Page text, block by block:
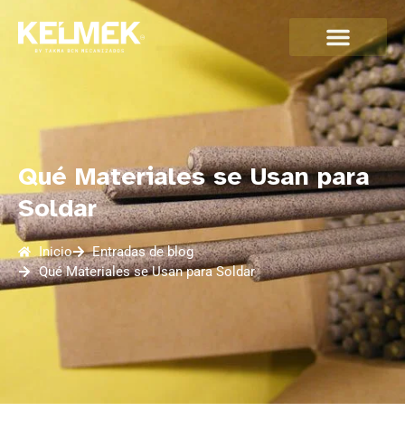
Qué Materiales se Usan para
Soldar
Inicio
Entradas de blog
Qué Materiales se Usan para Soldar